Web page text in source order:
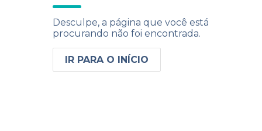
Desculpe, a página que você está
procurando não foi encontrada.
IR PARA O INÍCIO